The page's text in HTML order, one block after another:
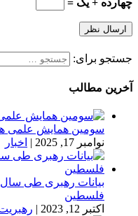
چهارده + یک =
جستجو برای:
آخرین مطالب
سومین همایش علمی
نوامبر 17, 2025
| اخبار
بیانات رهبری طی
فلسطین
اکتبر 12, 2023
|